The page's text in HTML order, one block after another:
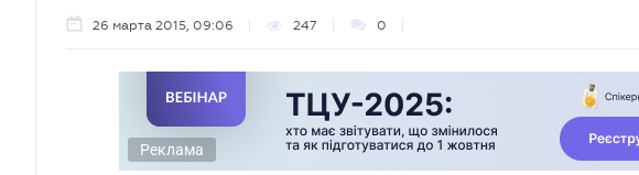
26 марта 2015, 09:06 247 0
Реклама